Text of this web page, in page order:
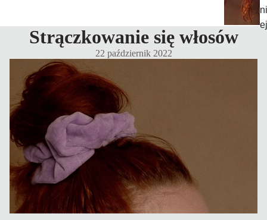
ni
ej
Strączkowanie się włosów
22 październik 2022